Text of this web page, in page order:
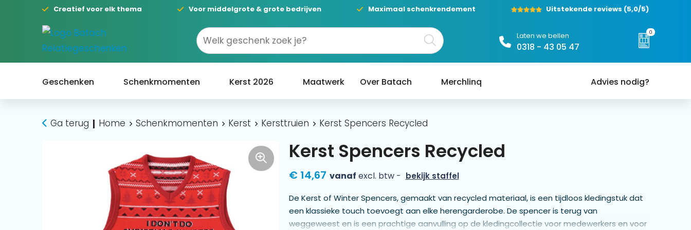
Creatief voor elk thema Voor middelgrote & grote bedrijven Maximaal schenkrendement Uitstekende reviews (5,0/5)
Laten we bellen
0318 - 43 05 47
0
Geschenken Schenkmomenten Kerst 2026 Maatwerk Over Batach Merchlinq Advies nodig?
Ga terug Home Schenkmomenten Kerst Kersttruien Kerst Spencers Recycled
Kerst Spencers Recycled
€ 14,67 vanaf excl. btw - bekijk staffel
De Kerst of Winter Spencers, gemaakt van recycled materiaal, is een tijdloos kledingstuk dat
een klassieke touch toevoegt aan elke herengarderobe. De spencer is terug van
weggeweest en is een prachtige aanvulling op de kledingcollectie voor medewerkers en voor